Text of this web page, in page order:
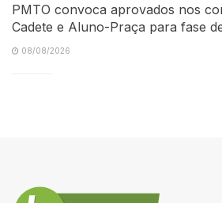
PMTO convoca aprovados nos
Cadete e Aluno-Praça para fase
08/08/2026